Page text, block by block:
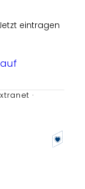
eintragen